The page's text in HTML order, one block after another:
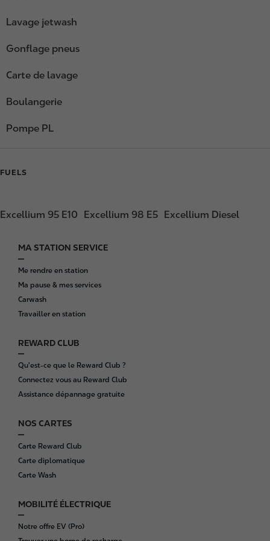
Lavage jetwash
Gonflage pneus
Carte de lavage
Boulangerie
Pompe PL
FUELS
Excellium 95 E10 Excellium 98 E5 Excellium Diesel
F
o
o
t
e
MA STATION SERVICE
Me rendre en station
Ma pause & mes services
Carwash
Travailler en station
REWARD CLUB
Qu'est-ce que le Reward Club ?
Connectez vous au Reward Club
Assistance dépannage gratuite
NOS CARTES
Carte Reward Club
Carte diplomatique
Carte Wash
MOBILITÉ ÉLECTRIQUE
Notre offre EV (Pro)